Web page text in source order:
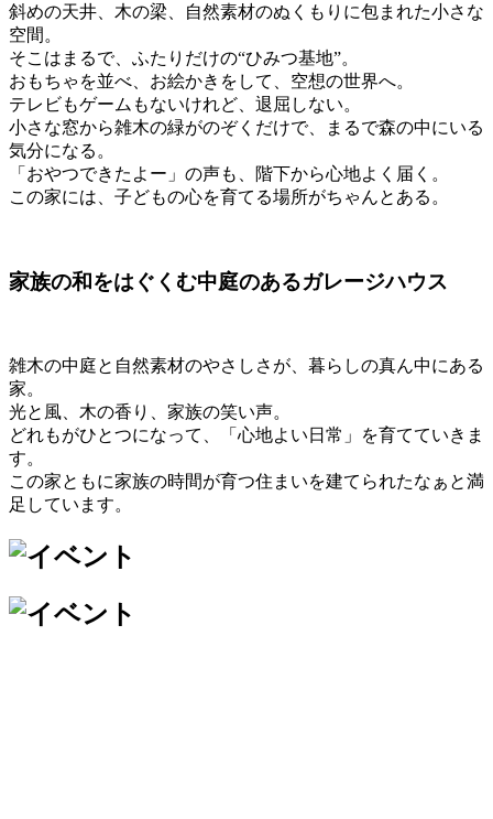
斜めの天井、木の梁、自然素材のぬくもりに包まれた小さな
空間。
そこはまるで、ふたりだけの“ひみつ基地”。
おもちゃを並べ、お絵かきをして、空想の世界へ。
テレビもゲームもないけれど、退屈しない。
小さな窓から雑木の緑がのぞくだけで、まるで森の中にいる
気分になる。
「おやつできたよー」の声も、階下から心地よく届く。
この家には、子どもの心を育てる場所がちゃんとある。
家族の和をはぐくむ中庭のあるガレージハウス
雑木の中庭と自然素材のやさしさが、暮らしの真ん中にある
家。
光と風、木の香り、家族の笑い声。
どれもがひとつになって、「心地よい日常」を育てていきま
す。
この家ともに家族の時間が育つ住まいを建てられたなぁと満
足しています。